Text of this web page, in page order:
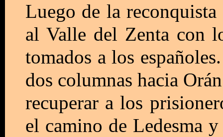
Luego de la
al Valle del Zenta con
tomados a los
dos columnas hacia
recuperar a los
el camino de Ledesma